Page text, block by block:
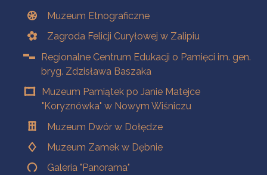
Muzeum Etnograficzne
Zagroda Felicji Curyłowej w Zalipiu
Regionalne Centrum Edukacji o Pamięci im. gen.
bryg. Zdzisława Baszaka
Muzeum Pamiątek po Janie Matejce
"Koryznówka" w Nowym Wiśniczu
Muzeum Dwór w Dołędze
Muzeum Zamek w Dębnie
Galeria "Panorama"